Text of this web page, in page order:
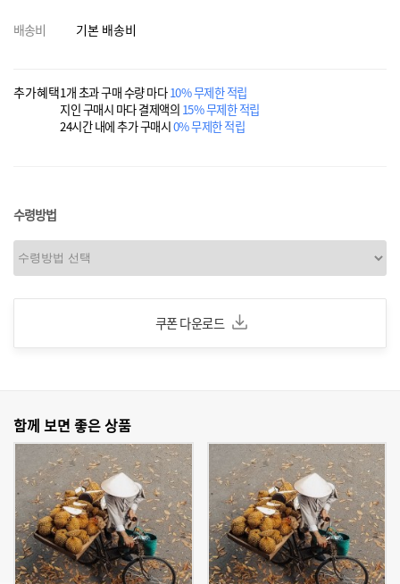
배송비 기본 배송비
추가혜택1개 초과 구매 수량 마다10% 무제한 적립
지인 구매시 마다 결제액의 15% 무제한 적립
24시간 내에 추가 구매시0% 무제한 적립
수령방법
쿠폰 다운로드
함께 보면 좋은 상품